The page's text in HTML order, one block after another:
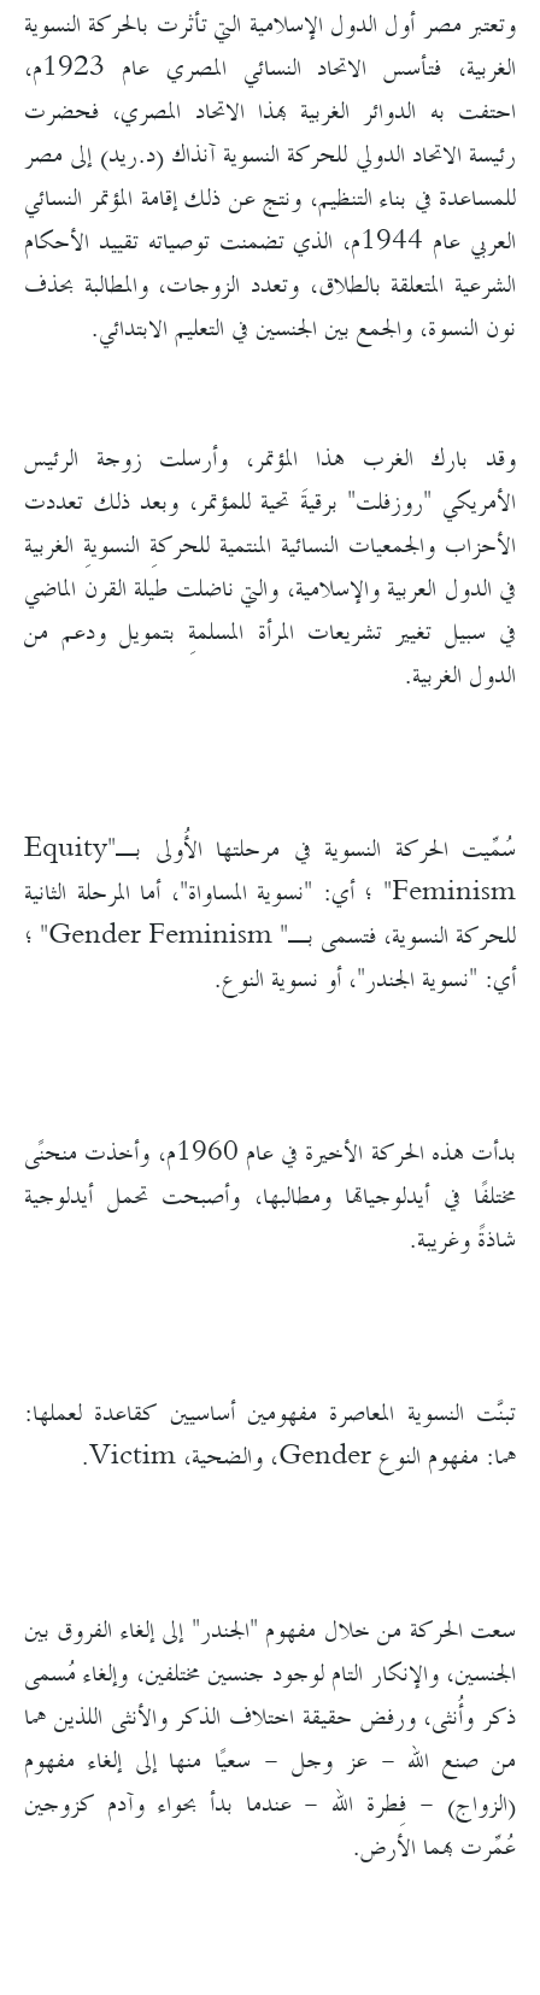
وتعتبر مصر أول الدول الإسلامية التي تأثرت بالحركة النسوية
الغربية، فتأسس الاتحاد النسائي المصري عام 1923م،
احتفت به الدوائر الغربية بهذا الاتحاد المصري، فحضرت
رئيسة الاتحاد الدولي للحركة النسوية آنذاك (د.ريد) إلى مصر
للمساعدة في بناء التنظيم، ونتج عن ذلك إقامة المؤتمر النسائي
العربي عام 1944م، الذي تضمنت توصياته تقييد الأحكام
الشرعية المتعلقة بالطلاق، وتعدد الزوجات، والمطالبة بحذف
نون النسوة، والجمع بين الجنسين في التعليم الابتدائي.
وقد بارك الغرب هذا المؤتمر، وأرسلت زوجة الرئيس
الأمريكي "روزفلت" برقيةَ تحية للمؤتمر، وبعد ذلك تعددت
الأحزاب والجمعيات النسائية المنتمية للحركةِ النسويةِ الغربية
في الدول العربية والإسلامية، والتي ناضلت طيلة القرن الماضي
في سبيل تغيير تشريعات المرأة المسلمةِ بتمويل ودعم من
الدول الغربية.
سُمِّيت الحركة النسوية في مرحلتها الأُولى بـ"Equity
Feminism" ؛ أي: "نسوية المساواة"، أما المرحلة الثانية
للحركة النسوية، فتسمى بـ" Gender Feminism" ؛
أي: "نسوية الجندر"، أو نسوية النوع.
بدأت هذه الحركة الأخيرة في عام 1960م، وأخذت منحنًى
مختلفًا في أيدلوجياتها ومطالبها، وأصبحت تحمل أيدلوجية
شاذةً وغريبة.
تبنَّت النسوية المعاصرة مفهومين أساسيين كقاعدة لعملها:
هما: مفهوم النوع Gender، والضحية، Victim.
سعت الحركة من خلال مفهوم "الجندر" إلى إلغاء الفروق بين
الجنسين، والإنكار التام لوجود جنسين مختلفين، وإلغاء مُسمى
ذكر وأُنثى، ورفض حقيقة اختلاف الذكر والأنثى اللذين هما
من صنع الله - عز وجل - سعيًا منها إلى إلغاء مفهوم
(الزواج) - فِطرة الله - عندما بدأ بحواء وآدم كزوجين
عُمِّرت بهما الأرض.